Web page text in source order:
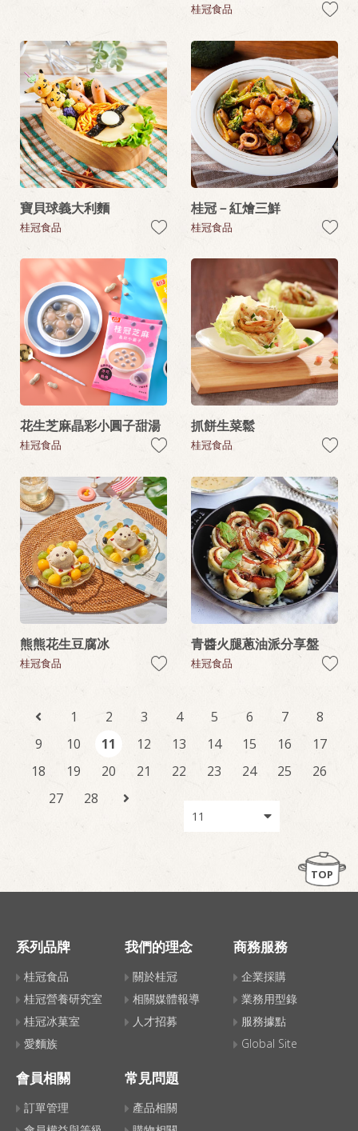
桂冠食品
寶貝球義大利麵
桂冠食品
桂冠－紅燴三鮮
桂冠食品
花生芝麻晶彩小圓子甜湯
桂冠食品
抓餅生菜鬆
桂冠食品
熊熊花生豆腐冰
桂冠食品
青醬火腿蔥油派分享盤
桂冠食品
1 2 3 4 5 6 7
8
9
10 11 12 13 14 15 16
17
18
19 20 21 22 23 24 25
26
27
28
TOP
系列品牌
桂冠食品
桂冠營養研究室
桂冠冰菓室
愛麵族
我們的理念
關於桂冠
相關媒體報導
人才招募
商務服務
企業採購
業務用型錄
服務據點
Global Site
會員相關
訂單管理
常見問題
產品相關